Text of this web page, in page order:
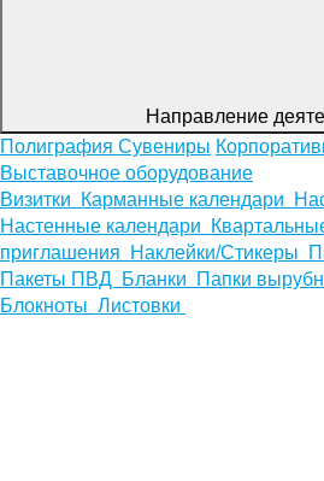
Направление
Полиграфия Сувениры
Выставочное оборудование
Визитки
Карманные календари
Настенные календари
приглашения
Наклейки/Стикеры
Пакеты ПВД Бланки Папки
Блокноты Листовки